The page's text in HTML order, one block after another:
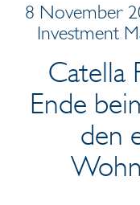
8 November
Investment
Catella
Ende
den